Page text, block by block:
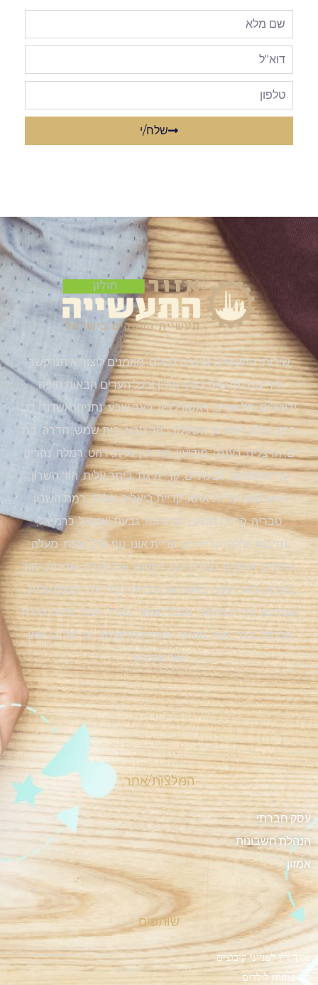
שלח/י
שירותי התעשייה נגישים לכולם, מוזמנים ליצור איתנו קשר
לידיעות וחדשות בעיר חולון ובכל הערים הבאות:חיפה,
ירושלים, תל אביב, ראשון לציון, באר שבע, נתניה, אשדוד, בני
ברק, חולון, רמת גן, אשקלון, כפר סבא, בית שמש, חדרה, בת
ים, הרצליה, רעננה, מודיעין, מודיעין עלית, רהט, רמלה, נהריה,
קריית שמונה, גבעתיים, קריית גת, ביתר עלית, הוד השרון,
ראש העין, קריית אתא, קריית ביאליק, אלעד, רמת השרון,
טבריה, קריית מוצקין, נס ציונה, גבעת שמואל, כרמיאל,
נתיבות, אילת, קריית ים, קריית אונו, נוף גליל, צפת, מעלה
אדומים, אופקים, טמרה, עכו, דימונה, אור יהודה, שדרות, יהוד
מונסון, באר יעקב, באקה אל גרבייה, כפר יונה, יקנעם עלית,
שפרעם, קריית מלאכי, מגדל העמד, מגדל, חצור, טירה, טירת
הכרמל, ערד, נשר, מע'אר, מעלות תרשיחא, אריאל, בן שאן,
אור עקיבא
המלצות/אחר
עסק חברתי
הנהלת חשבונות
אמזון
שותפים
עורך דין לענייני קיבוצים
חוג mma לילדים